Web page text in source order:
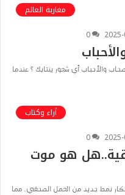
مغاربة العالم
0
عندما تكون وحيدا ً بعيداً عن الأهل بعيداً عن الأصحاب والأحباب أي شعور ينتابك ؟ ‎عندما
أراء وكتاب
0
هو موت
نمط جديد من العمل الصحفي. مما